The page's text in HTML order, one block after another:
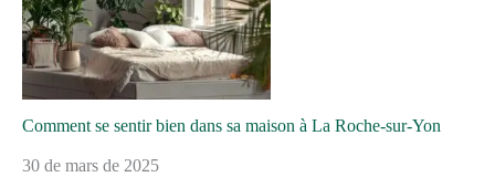
Comment se sentir bien dans sa maison à La Roche-sur-Yon
30 de mars de 2025